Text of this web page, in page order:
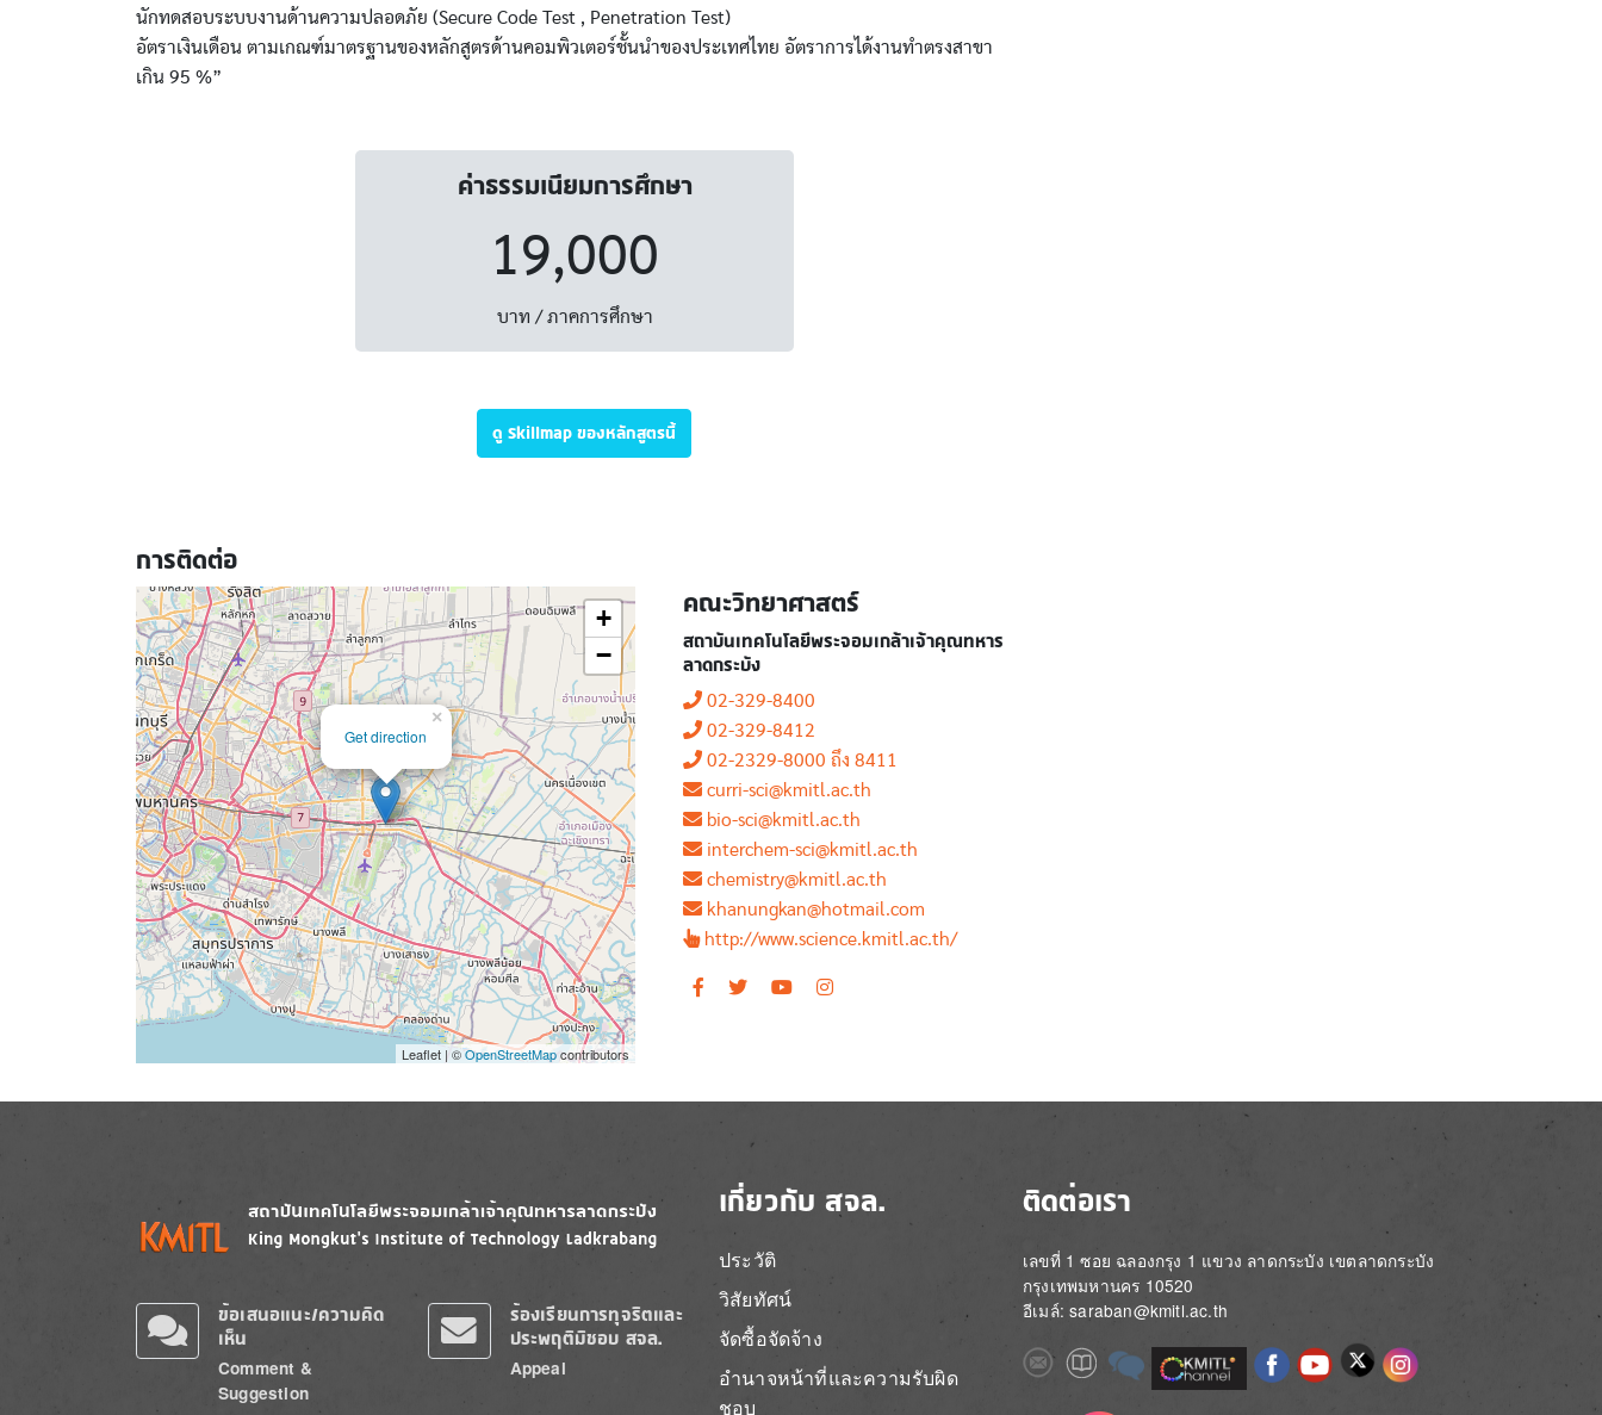
นักทดสอบระบบงานด้านความปลอดภัย (Secure Code Test , Penetration Test)
อัตราเงินเดือน ตามเกณฑ์มาตรฐานของหลักสูตรด้านคอมพิวเตอร์ชั้นนำของประเทศไทย อัตราการได้งานทำตรงสาขา
เกิน 95 %”
ค่าธรรมเนียมการศึกษา
19,000
บาท / ภาคการศึกษา
ดู Skillmap ของหลักสูตรนี้
การติดต่อ
Get direction
×
+
−
Leaflet | ©OpenStreetMapcontributors
คณะวิทยาศาสตร์
สถาบันเทคโนโลยีพระจอมเกล้าเจ้าคุณทหาร
ลาดกระบัง
02-329-8400
02-329-8412
02-2329-8000 ถึง 8411
curri-sci@kmitl.ac.th
bio-sci@kmitl.ac.th
interchem-sci@kmitl.ac.th
chemistry@kmitl.ac.th
khanungkan@hotmail.com
http://www.science.kmitl.ac.th/
Image Image
ข้อเสนอแนะ/ความคิด
เห็น
Comment &
Suggestion
ร้องเรียนการทุจริตและ
ประพฤติมิชอบ สจล.
Appeal
เกี่ยวกับ สจล.
ประวัติ
วิสัยทัศน์
จัดซื้อจัดจ้าง
อำนาจหน้าที่และความรับผิด
ชอบ
ติดต่อเรา
เลขที่ 1 ซอย ฉลองกรุง 1 แขวง ลาดกระบัง เขตลาดกระบัง
กรุงเทพมหานคร 10520
อีเมล์: saraban@kmitl.ac.th
ImageImageImage Image ImageImageImageImage